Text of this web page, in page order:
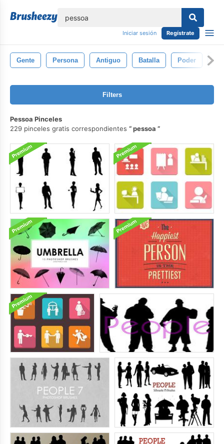
Iniciar sesión Regístrate
Gente Persona Antiguo Batalla Poder
Filters
Pessoa Pinceles
229 pinceles gratis correspondientes
pessoa